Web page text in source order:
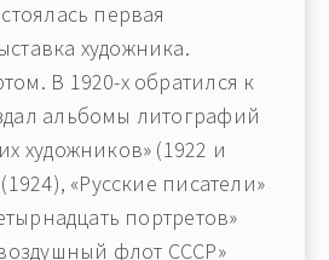
первая
художника.
В 1920-х обратился к
альбомы литографий
художников» (1922 и
«Русские писатели»
портретов»
флот СССР»